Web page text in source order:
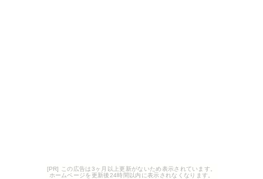
[PR] この広告は3ヶ月以上更新がないため表示されています。
ホームページを更新後24時間以内に表示されなくなります。